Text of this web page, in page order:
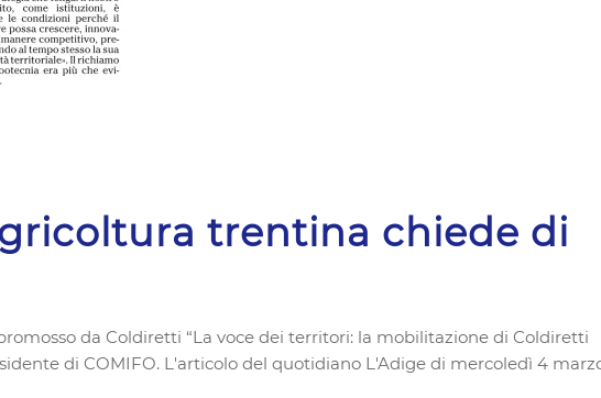
trentina chiede di
da Coldiretti “La voce dei territori: la mobilitazione di Coldiretti
di COMIFO. L'articolo del quotidiano L'Adige di mercoledì 4